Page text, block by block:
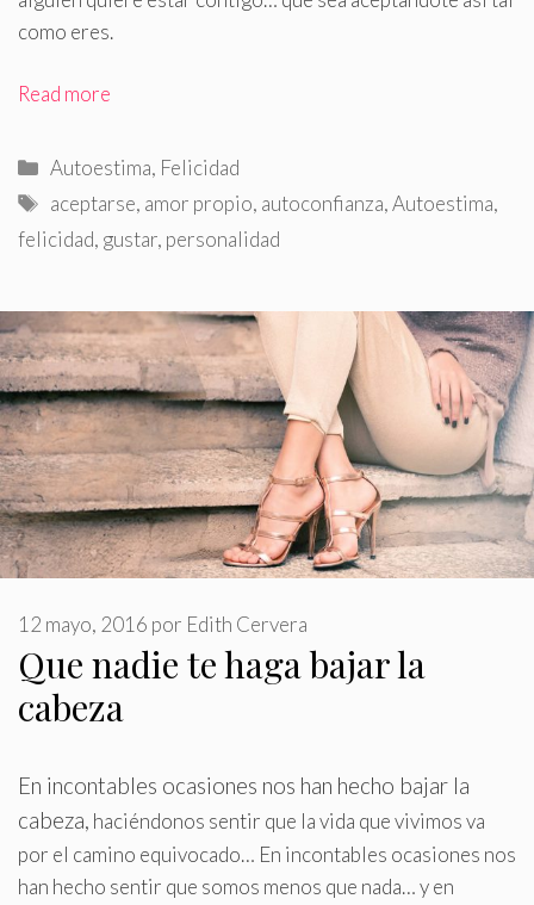
como eres.
Read more
Categorías
Autoestima, Felicidad
Etiquetas
aceptarse, amor propio, autoconfianza,Autoestima,
felicidad, gustar, personalidad
Que nadie te haga bajar la
cabeza
12 mayo, 2016 por Edith Cervera
En incontables ocasiones nos han hecho bajar la
cabeza, haciéndonos sentir que la vida que vivimos va
por el camino equivocado… En incontables ocasiones nos
han hecho sentir que somos menos que nada… y en